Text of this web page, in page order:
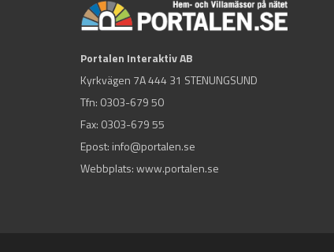
Portalen Interaktiv AB
Kyrkvägen 7A 444 31 STENUNGSUND
Tfn: 0303-679 50
Fax: 0303-679 55
Epost: info@portalen.se
Webbplats: www.portalen.se